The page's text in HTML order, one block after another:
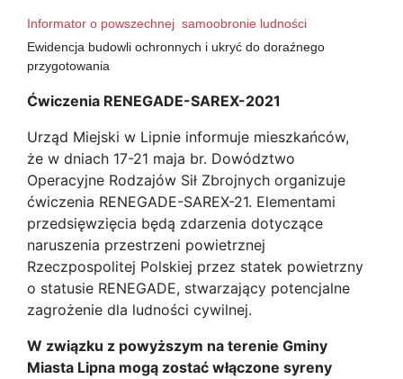
Informator o powszechnej samoobronie ludności
Ewidencja budowli ochronnych i ukryć do doraźnego
przygotowania
Ćwiczenia RENEGADE-SAREX-2021
Urząd Miejski w Lipnie informuje mieszkańców,
że w dniach 17-21 maja br. Dowództwo
Operacyjne Rodzajów Sił Zbrojnych organizuje
ćwiczenia RENEGADE-SAREX-21. Elementami
przedsięwzięcia będą zdarzenia dotyczące
naruszenia przestrzeni powietrznej
Rzeczpospolitej Polskiej przez statek powietrzny
o statusie RENEGADE, stwarzający potencjalne
zagrożenie dla ludności cywilnej.
W związku z powyższym na terenie Gminy
Miasta Lipna mogą zostać włączone syreny